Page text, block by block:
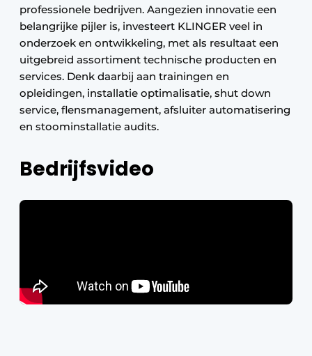
professionele bedrijven. Aangezien innovatie een
belangrijke pijler is, investeert KLINGER veel in
onderzoek en ontwikkeling, met als resultaat een
uitgebreid assortiment technische producten en
services. Denk daarbij aan trainingen en
opleidingen, installatie optimalisatie, shut down
service, flensmanagement, afsluiter automatisering
en stoominstallatie audits.
Bedrijfsvideo